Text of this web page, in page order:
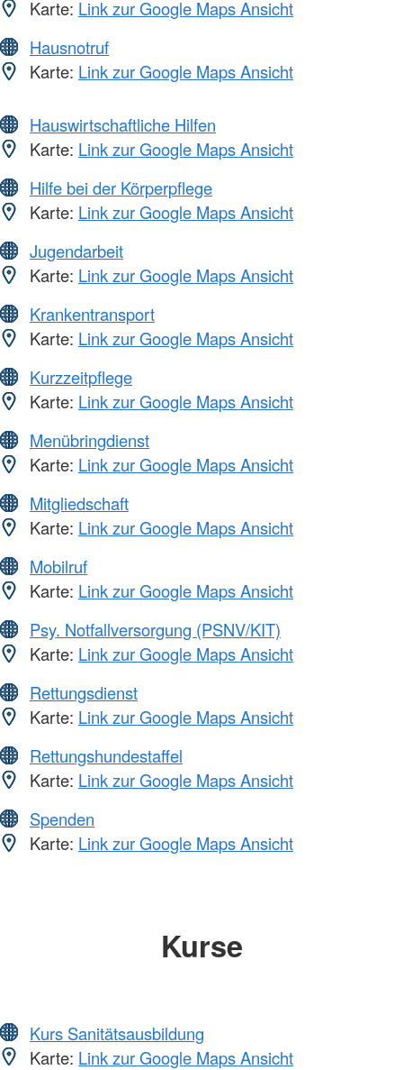
Karte: Link zur Google Maps Ansicht
Hausnotruf
Karte: Link zur Google Maps Ansicht
Hauswirtschaftliche Hilfen
Karte: Link zur Google Maps Ansicht
Hilfe bei der Körperpflege
Karte: Link zur Google Maps Ansicht
Jugendarbeit
Karte: Link zur Google Maps Ansicht
Krankentransport
Karte: Link zur Google Maps Ansicht
Kurzzeitpflege
Karte: Link zur Google Maps Ansicht
Menübringdienst
Karte: Link zur Google Maps Ansicht
Mitgliedschaft
Karte: Link zur Google Maps Ansicht
Mobilruf
Karte: Link zur Google Maps Ansicht
Psy. Notfallversorgung (PSNV/KIT)
Karte: Link zur Google Maps Ansicht
Rettungsdienst
Karte: Link zur Google Maps Ansicht
Rettungshundestaffel
Karte: Link zur Google Maps Ansicht
Spenden
Karte: Link zur Google Maps Ansicht
Kurse
Kurs Sanitätsausbildung
Karte: Link zur Google Maps Ansicht